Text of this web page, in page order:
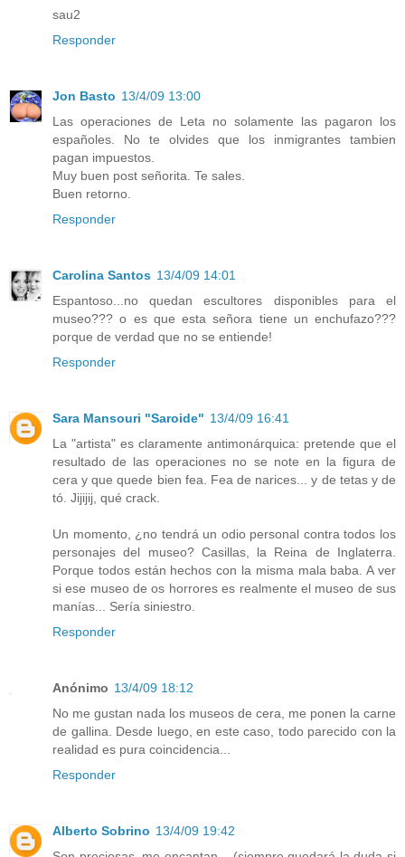
sau2
Responder
Jon Basto 13/4/09 13:00
Las operaciones de Leta no solamente las pagaron los
españoles. No te olvides que los inmigrantes tambien
pagan impuestos.
Muy buen post señorita. Te sales.
Buen retorno.
Responder
Carolina Santos 13/4/09 14:01
Espantoso...no quedan escultores disponibles para el
museo??? o es que esta señora tiene un enchufazo???
porque de verdad que no se entiende!
Responder
Sara Mansouri "Saroide" 13/4/09 16:41
La "artista" es claramente antimonárquica: pretende que el
resultado de las operaciones no se note en la figura de
cera y que quede bien fea. Fea de narices... y de tetas y de
tó. Jijijij, qué crack.
Un momento, ¿no tendrá un odio personal contra todos los
personajes del museo? Casillas, la Reina de Inglaterra.
Porque todos están hechos con la misma mala baba. A ver
si ese museo de os horrores es realmente el museo de sus
manías... Sería siniestro.
Responder
Anónimo 13/4/09 18:12
No me gustan nada los museos de cera, me ponen la carne
de gallina. Desde luego, en este caso, todo parecido con la
realidad es pura coincidencia...
Responder
Alberto Sobrino 13/4/09 19:42